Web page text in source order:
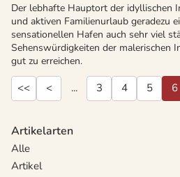
Der lebhafte Hauptort der idyllischen
und aktiven Familienurlaub geradezu
sensationellen Hafen auch sehr viel
Sehenswürdigkeiten der malerischen
gut zu erreichen.
<< < ... 3 4 5 6
Artikelarten
Alle
Artikel